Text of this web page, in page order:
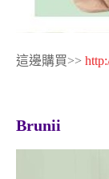
這邊購買>>
Brunii